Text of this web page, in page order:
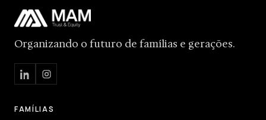
Organizando o futuro de famílias e gerações.
FAMÍLIAS